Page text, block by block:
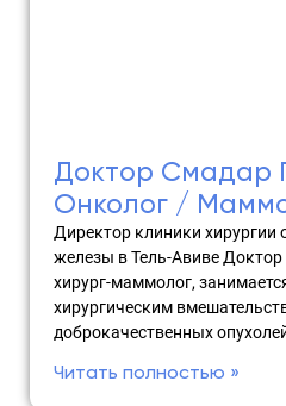
Доктор Смадар
Онколог /
Директор клиники хирургии
железы в Тель-Авиве
хирург-маммолог,
хирургическим
доброкачественных
Читать полностью »